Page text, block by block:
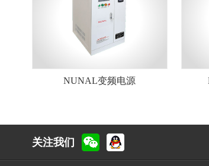
NUNAL变频电源
关注我们